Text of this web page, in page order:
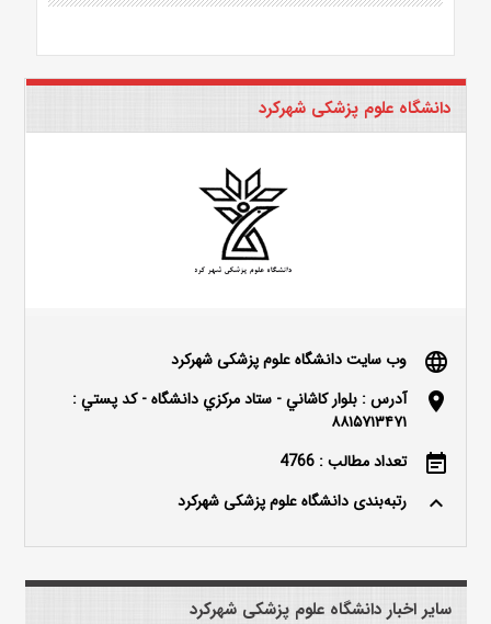
دانشگاه علوم پزشکی شهرکرد
language وب سایت دانشگاه علوم پزشکی شهرکرد
location_on
آدرس : بلوار كاشاني - ستاد مركزي دانشگاه - كد پستي :
۸۸۱۵۷۱۳۴۷۱
event_note تعداد مطالب : 4766
keyboard_arrow_up رتبه‌بندی دانشگاه علوم پزشکی شهرکرد
سایر اخبار دانشگاه علوم پزشکی شهرکرد